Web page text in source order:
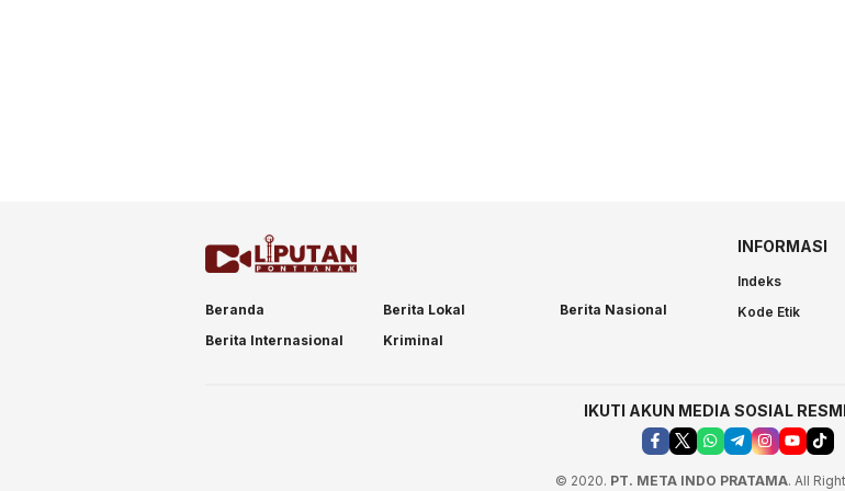
Beranda Berita Lokal
Berita Nasional
Berita Internasional
Kriminal
INFORMASI
Indeks
Kode Etik
IKUTI AKUN MEDIA SOSIAL
© 2020. PT. META INDO PRATAMA. All